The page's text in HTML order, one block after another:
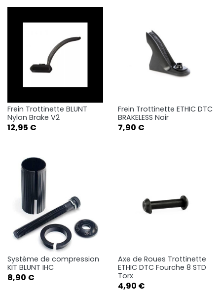
Frein Trottinette BLUNT
Nylon Brake V2
Prix
12,95 €
Frein Trottinette ETHIC DTC
BRAKELESS Noir
Prix
7,90 €
Système de compression
KIT BLUNT IHC
Prix
8,90 €
Axe de Roues Trottinette
ETHIC DTC Fourche 8 STD
Torx
Prix
4,90 €